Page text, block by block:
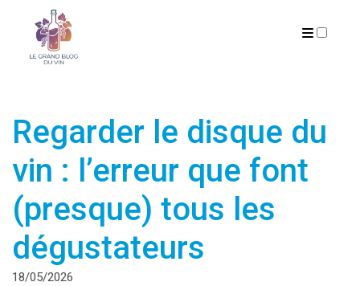
Regarder le disque du
vin : l’erreur que font
(presque) tous les
dégustateurs
18/05/2026